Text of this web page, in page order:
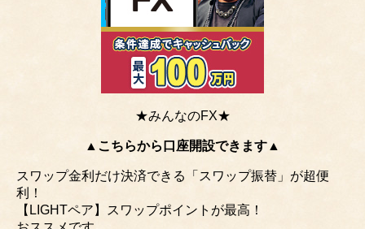
★みんなのFX★
▲こちらから口座開設できます▲
スワップ金利だけ決済できる「スワップ振替」が超便
利！
【LIGHTペア】スワップポイントが最高！